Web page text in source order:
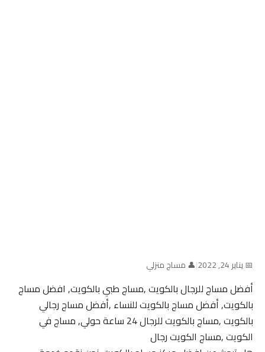
📅 يناير 24, 2022 |👤 مساج منزلي
أفضل مساج للرجال بالكويت ,مساج طبي بالكويت, افضل مساج
بالكويت, أفضل مساج بالكويت للنساء ,أفضل مساج رجالي
بالكويت ,مساج بالكويت للرجال 24 ساعة حولي, مساج في
الكويت ,مساج الكويت رجال